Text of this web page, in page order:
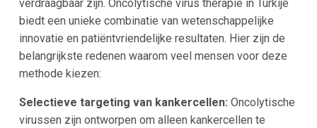
verdraagbaar zijn. Oncolytische virus therapie in Turkije
biedt een unieke combinatie van wetenschappelijke
innovatie en patiëntvriendelijke resultaten. Hier zijn de
belangrijkste redenen waarom veel mensen voor deze
methode kiezen:
Selectieve targeting van kankercellen: Oncolytische
virussen zijn ontworpen om alleen kankercellen te